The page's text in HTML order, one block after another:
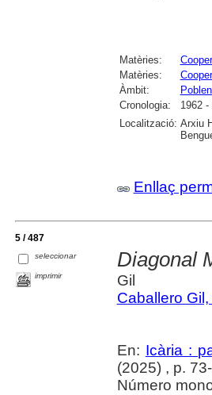
Matèries:
Matèries:
Àmbit:
Cronologia:
1962 -
Localització: Arxiu
Enllaç
5 / 487
seleccionar
imprimir
Diagonal
Gil
Caballero
En: Icària :
(2025) , p.
Número